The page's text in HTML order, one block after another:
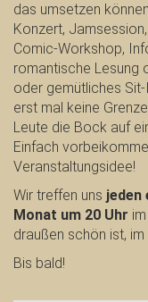
das umsetzen
Konzert,
Comic-Workshop,
romantische Lesung
oder gemütliches
erst mal keine
Leute die Bock auf
Einfach
Veranstaltungsidee!
Wir treffen uns
Monat um 20 Uhr
draußen schön ist, im
Bis bald!